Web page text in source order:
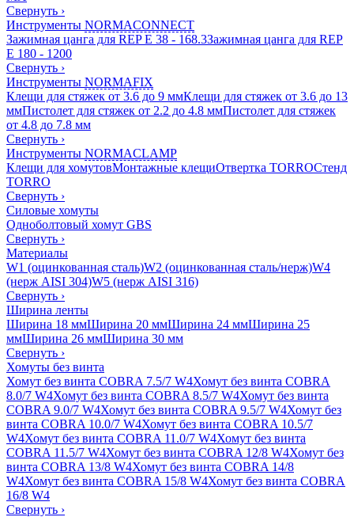
Свернуть ›
Инструменты NORMACONNECT
Зажимная цанга для REP E 38 - 168.3Зажимная цанга для REP
E 180 - 1200
Свернуть ›
Инструменты NORMAFIX
Клещи для стяжек от 3.6 до 9 ммКлещи для стяжек от 3.6 до 13
ммПистолет для стяжек от 2.2 до 4.8 ммПистолет для стяжек
от 4.8 до 7.8 мм
Свернуть ›
Инструменты NORMACLAMP
Клещи для хомутовМонтажные клещиОтвертка TORROСтенд
TORRO
Свернуть ›
Силовые хомуты
Одноболтовый хомут GBS
Свернуть ›
Материалы
W1 (оцинкованная сталь)W2 (оцинкованная сталь/нерж)W4
(нерж AISI 304)W5 (нерж AISI 316)
Свернуть ›
Ширина ленты
Ширина 18 ммШирина 20 ммШирина 24 ммШирина 25
ммШирина 26 ммШирина 30 мм
Свернуть ›
Хомуты без винта
Хомут без винта COBRA 7.5/7 W4Хомут без винта COBRA
8.0/7 W4Хомут без винта COBRA 8.5/7 W4Хомут без винта
COBRA 9.0/7 W4Хомут без винта COBRA 9.5/7 W4Хомут без
винта COBRA 10.0/7 W4Хомут без винта COBRA 10.5/7
W4Хомут без винта COBRA 11.0/7 W4Хомут без винта
COBRA 11.5/7 W4Хомут без винта COBRA 12/8 W4Хомут без
винта COBRA 13/8 W4Хомут без винта COBRA 14/8
W4Хомут без винта COBRA 15/8 W4Хомут без винта COBRA
16/8 W4
Свернуть ›